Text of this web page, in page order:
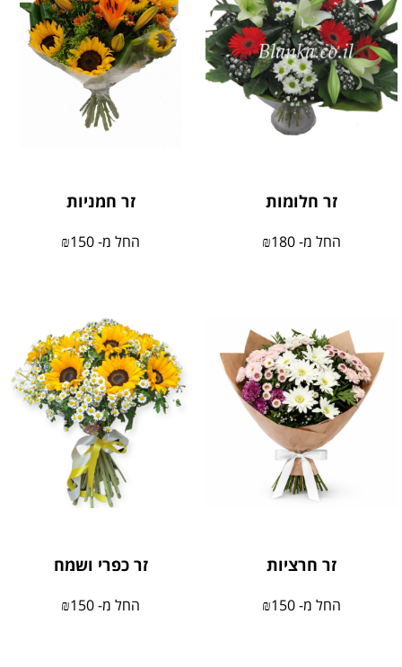
זר חלומות
החל מ- ₪180
זר חמניות
החל מ- ₪150
זר חרציות
החל מ- ₪150
זר כפרי ושמח
החל מ- ₪150